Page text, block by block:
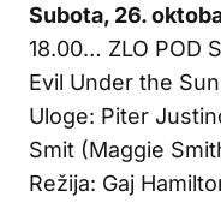
Subota, 26.
18.00… ZLO POD
Evil Under the Sun
Uloge: Piter
Smit (Maggie
Režija: Gaj